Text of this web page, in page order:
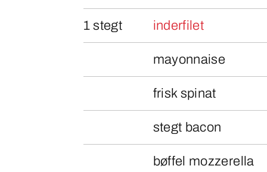
1 stegt inderfilet
mayonnaise
frisk spinat
stegt bacon
bøffel mozzerella